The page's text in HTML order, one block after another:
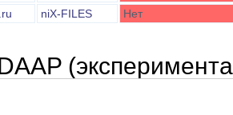
niX-FILES Нет